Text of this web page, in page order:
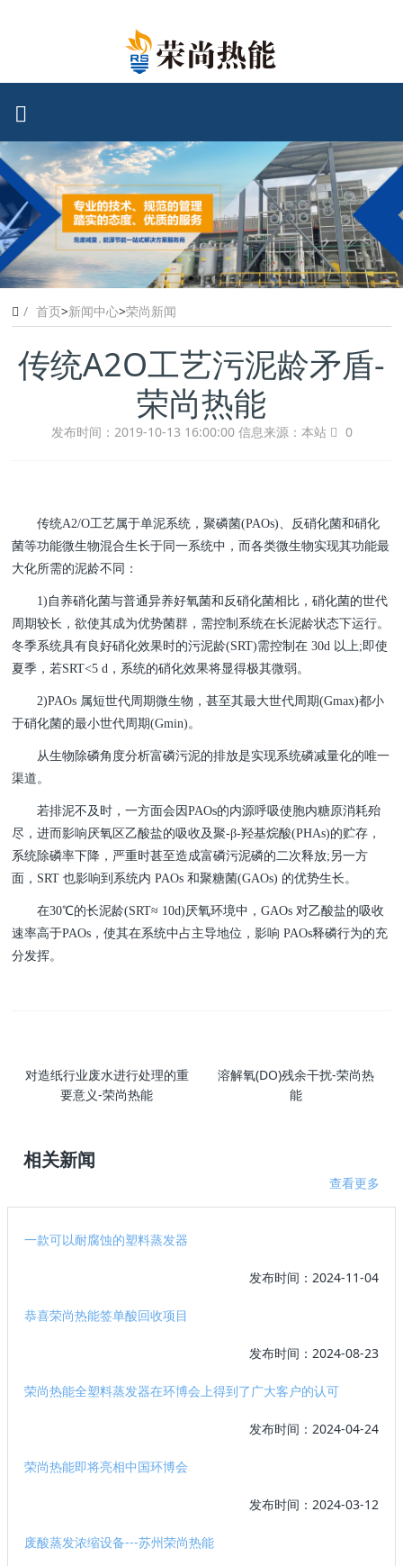
首页>新闻中心>荣尚新闻
传统A2O工艺污泥龄矛盾-
荣尚热能
发布时间：2019-10-13 16:00:00 信息来源：本站 0
传统A2/O工艺属于单泥系统，聚磷菌(PAOs)、反硝化菌和硝化
菌等功能微生物混合生长于同一系统中，而各类微生物实现其功能最
大化所需的泥龄不同：
1)自养硝化菌与普通异养好氧菌和反硝化菌相比，硝化菌的世代
周期较长，欲使其成为优势菌群，需控制系统在长泥龄状态下运行。
冬季系统具有良好硝化效果时的污泥龄(SRT)需控制在 30d 以上;即使
夏季，若SRT<5 d，系统的硝化效果将显得极其微弱。
2)PAOs 属短世代周期微生物，甚至其最大世代周期(Gmax)都小
于硝化菌的最小世代周期(Gmin)。
从生物除磷角度分析富磷污泥的排放是实现系统磷减量化的唯一
渠道。
若排泥不及时，一方面会因PAOs的内源呼吸使胞内糖原消耗殆
尽，进而影响厌氧区乙酸盐的吸收及聚-β-羟基烷酸(PHAs)的贮存，
系统除磷率下降，严重时甚至造成富磷污泥磷的二次释放;另一方
面，SRT 也影响到系统内 PAOs 和聚糖菌(GAOs) 的优势生长。
在30℃的长泥龄(SRT≈ 10d)厌氧环境中，GAOs 对乙酸盐的吸收
速率高于PAOs，使其在系统中占主导地位，影响 PAOs释磷行为的充
分发挥。
对造纸行业废水进行处理的重
要意义-荣尚热能
溶解氧(DO)残余干扰-荣尚热
能
相关新闻
查看更多
一款可以耐腐蚀的塑料蒸发器
发布时间：2024-11-04
恭喜荣尚热能签单酸回收项目
发布时间：2024-08-23
荣尚热能全塑料蒸发器在环博会上得到了广大客户的认可
发布时间：2024-04-24
荣尚热能即将亮相中国环博会
发布时间：2024-03-12
废酸蒸发浓缩设备---苏州荣尚热能